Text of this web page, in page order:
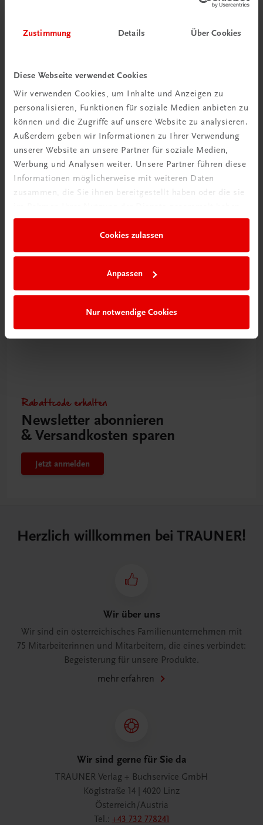
Zustimmung Details Über Cookies
Diese Webseite verwendet Cookies
Wir verwenden Cookies, um Inhalte und Anzeigen zu
personalisieren, Funktionen für soziale Medien anbieten zu
können und die Zugriffe auf unsere Website zu analysieren.
Außerdem geben wir Informationen zu Ihrer Verwendung
unserer Website an unsere Partner für soziale Medien,
Werbung und Analysen weiter. Unsere Partner führen diese
Informationen möglicherweise mit weiteren Daten
zusammen, die Sie ihnen bereitgestellt haben oder die sie
Cookies zulassen
Anpassen
Nur notwendige Cookies
Chocolat & Confiserie
Rabattcode erhalten
Newsletter abonnieren
& Versandkosten sparen
Jetzt anmelden
Herzlich willkommen bei TRAUNER!
Wir über uns
Wir sind ein österreichisches Familienunternehmen mit
75 Mitarbeiterinnen und Mitarbeitern, die eines verbindet:
Begeisterung für unsere Produkte.
mehr erfahren
Wir sind gerne für Sie da
TRAUNER Verlag + Buchservice GmbH
Köglstraße 14 | 4020 Linz
Österreich/Austria
Tel.: +43 732 778241